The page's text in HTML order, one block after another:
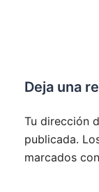
Deja una
Tu dirección
publicada.
marcados con